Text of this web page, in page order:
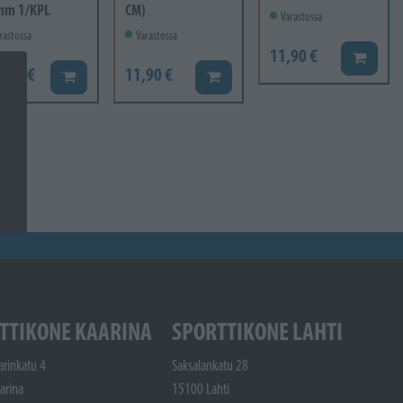
1/KPL
€ Lisää koriin
CM)
Varastossa
11,90 € Lisää koriin
Varastossa
11,90 € Lisää
KAARINA
4
SPORTTIKONE LAHTI
Saksalankatu 28
15100 Lahti